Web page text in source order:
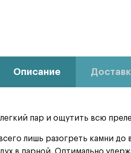
Описание
пар и ощутить всю
лишь разогреть камни